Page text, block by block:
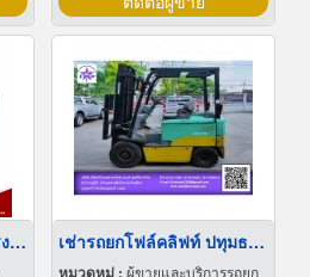
ลังผลไม้พลาสติก ราคาโรงงาน เช่ารถยกโฟล์คลิฟท์ ปทุมธานี
หมวดหมู่ : ผู้ขายและบริการรถยก